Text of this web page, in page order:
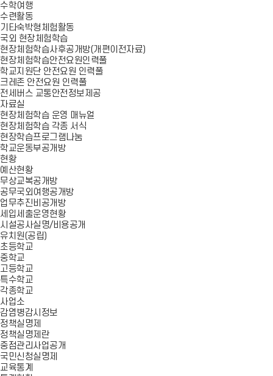
수학여행
수련활동
기타숙박형체험활동
국외 현장체험학습
현장체험학습사후공개방(개편이전자료)
현장체험학습안전요원인력풀
학교지원단 안전요원 인력풀
크레존 안전요원 인력풀
전세버스 교통안전정보제공
자료실
현장체험학습 운영 매뉴얼
현장체험학습 각종 서식
현장학습프로그램나눔
학교운동부공개방
현황
예산현황
무상교복공개방
공무국외여행공개방
업무추진비공개방
세입세출운영현황
시설공사실명/비용공개
유치원(공립)
초등학교
중학교
고등학교
특수학교
각종학교
사업소
감염병감시정보
정책실명제
정책실명제란
중점관리사업공개
국민신청실명제
교육통계